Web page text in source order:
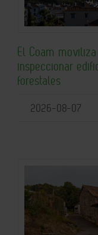
El Coam
inspeccionar
forestales
2026-08-07